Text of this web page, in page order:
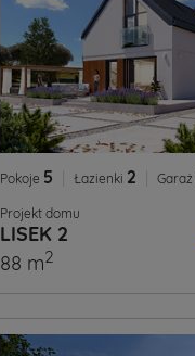
Pokoje 5 Łazienki 2 Garaż
Projekt domu
LISEK 2
88 m2